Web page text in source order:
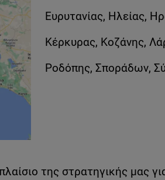
Ευρυτανίας, Ηλείας,
Κέρκυρας, Κοζάνης,
Ροδόπης, Σποράδων,
της στρατηγικής μας